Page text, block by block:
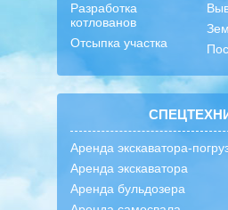
Разработка
котлованов
Отсыпка участка
Аренда экскаватора-
Аренда экскаватора
Аренда бульдозера